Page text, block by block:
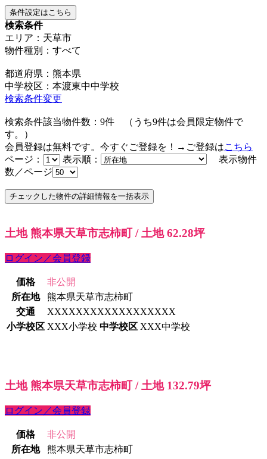
条件設定はこちら
検索条件
エリア：天草市
物件種別：すべて
都道府県：熊本県
中学校区：本渡東中中学校
検索条件変更
検索条件該当物件数： 9件 （うち9件は会員限定物件で
す。）
会員登録は無料です。今すぐご登録を！→ご登録はこちら
ページ：
表示順：
表示物件
数／ページ
土地 熊本県天草市志柿町 / 土地 62.28坪
ログイン／会員登録
価格
非公開
所在地
熊本県天草市志柿町
交通
XXXXXXXXXXXXXXXXXX
小学校区 XXX小学校 中学校区 XXX中学校
土地 熊本県天草市志柿町 / 土地 132.79坪
ログイン／会員登録
価格
非公開
所在地
熊本県天草市志柿町